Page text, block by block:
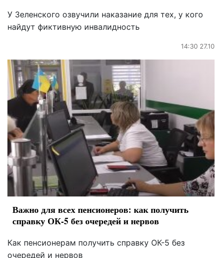
У Зеленского озвучили наказание для тех, у кого
найдут фиктивную инвалидность
14:30 27.10
Важно для всех пенсионеров: как получить
справку ОК-5 без очередей и нервов
Как пенсионерам получить справку ОК-5 без
очередей и нервов